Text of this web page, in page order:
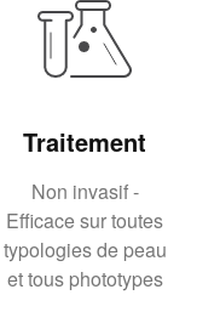
Traitement
Non invasif -
Efficace sur toutes
typologies de peau
et tous phototypes